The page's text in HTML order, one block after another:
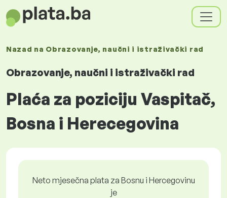
Nazad na Obrazovanje, naučni i istraživački rad
Obrazovanje, naučni i istraživački rad
Plaća za poziciju Vaspitač,
Bosna i Herecegovina
Neto mjesečna plata za Bosnu i Hercegovinu
je